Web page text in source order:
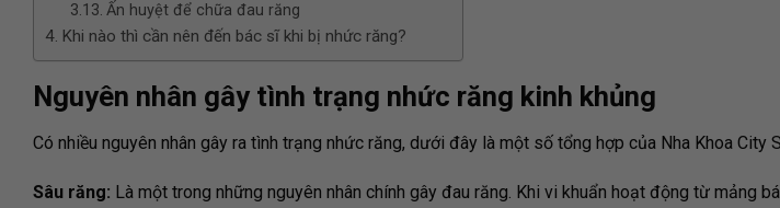
Ấn huyệt để chữa đau răng
Khi nào thì cần nên đến bác sĩ khi bị nhức răng?
Nguyên nhân gây tình trạng nhức răng kinh khủng
Có nhiều nguyên nhân gây ra tình trạng nhức răng, dưới đây là một số tổng hợp của Nha Khoa City
Sâu răng: Là một trong những nguyên nhân chính gây đau răng. Khi vi khuẩn hoạt động từ mảng